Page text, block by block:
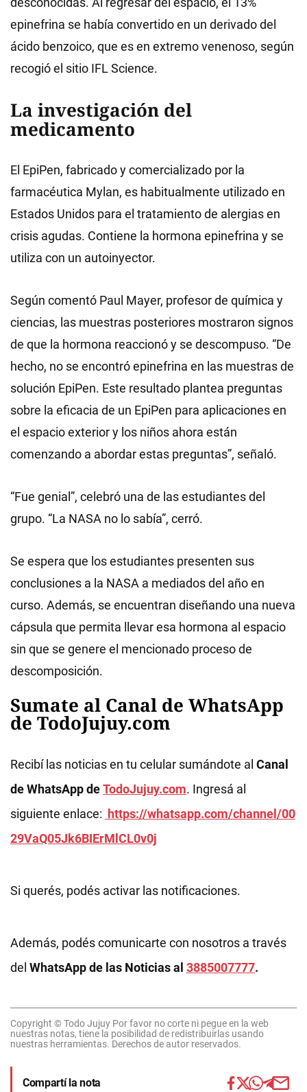
epinefrina se había convertido en un derivado del
ácido benzoico, que es en extremo venenoso, según
recogió el sitio IFL Science.
La investigación del
medicamento
El EpiPen, fabricado y comercializado por la
farmacéutica Mylan, es habitualmente utilizado en
Estados Unidos para el tratamiento de alergias en
crisis agudas. Contiene la hormona epinefrina y se
utiliza con un autoinyector.
Según comentó Paul Mayer, profesor de química y
ciencias, las muestras posteriores mostraron signos
de que la hormona reaccionó y se descompuso. “De
hecho, no se encontró epinefrina en las muestras de
solución EpiPen. Este resultado plantea preguntas
sobre la eficacia de un EpiPen para aplicaciones en
el espacio exterior y los niños ahora están
comenzando a abordar estas preguntas”, señaló.
“Fue genial”, celebró una de las estudiantes del
grupo. “La NASA no lo sabía”, cerró.
Se espera que los estudiantes presenten sus
conclusiones a la NASA a mediados del año en
curso. Además, se encuentran diseñando una nueva
cápsula que permita llevar esa hormona al espacio
sin que se genere el mencionado proceso de
descomposición.
Sumate al Canal de WhatsApp
de TodoJujuy.com
Recibí las noticias en tu celular sumándote al Canal
de WhatsApp deTodoJujuy.com. Ingresá al
siguiente enlace: https://whatsapp.com/channel/00
29VaQ05Jk6BIErMlCL0v0j
Si querés, podés activar las notificaciones.
Además, podés comunicarte con nosotros a través
del WhatsApp de las Noticias al 3885007777.
Copyright © Todo Jujuy Por favor no corte ni pegue en la web
nuestras notas, tiene la posibilidad de redistribuirlas usando
nuestras herramientas. Derechos de autor reservados.
Compartí la nota